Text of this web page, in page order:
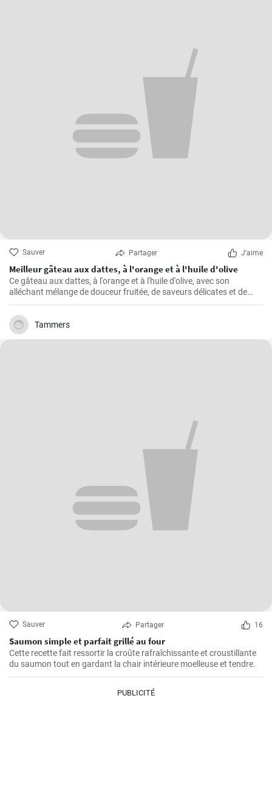
Sauver Partager J'aime
Meilleur gâteau aux dattes, à l'orange et à l'huile d'olive
Ce gâteau aux dattes, à l'orange et à l'huile d'olive, avec son
alléchant mélange de douceur fruitée, de saveurs délicates et de
texture moelleuse, ne manque jamais de rendre toute occasion
spéciale.
Tammers
Sauver Partager 16
Saumon simple et parfait grillé au four
Cette recette fait ressortir la croûte rafraîchissante et croustillante
du saumon tout en gardant la chair intérieure moelleuse et tendre.
PUBLICITÉ